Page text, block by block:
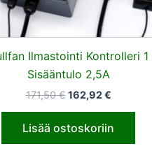
Ilmastointi Kontrolleri 1
Sisääntulo 2,5A
171,50€ 162,92€
Lisää ostoskoriin